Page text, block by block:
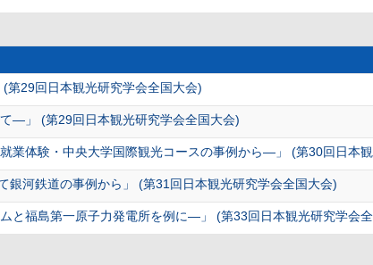
第29回日本観光研究学会全国大会)
―」 (第29回日本観光研究学会全国大会)
業体験・中央大学国際観光コースの事例から―」 (第30回日本
河鉄道の事例から」 (第31回日本観光研究学会全国大会)
と福島第一原子力発電所を例に―」 (第33回日本観光研究学会